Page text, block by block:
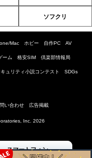
ソフクリ
Mac ホビー 自作PC AV
ーム 格安SIM 倶楽部情報局
ュリティ小説コンテスト SDGs
い合わせ 広告掲載
Inc. 2026
スマートフォン